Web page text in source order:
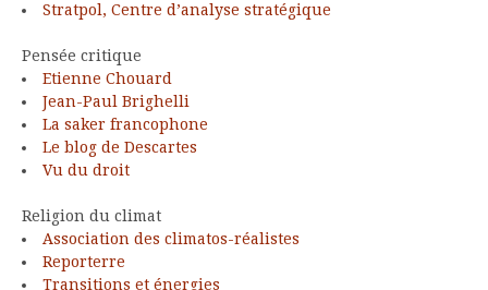
Stratpol, Centre d’analyse stratégique
Pensée critique
Etienne Chouard
Jean-Paul Brighelli
La saker francophone
Le blog de Descartes
Vu du droit
Religion du climat
Association des climatos-réalistes
Reporterre
Transitions et énergies